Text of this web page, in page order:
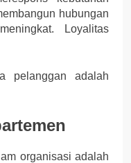
hubungan
Loyalitas
pelanggan adalah
organisasi adalah